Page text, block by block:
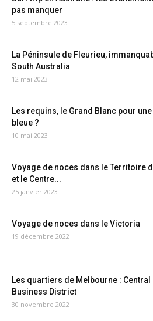
pas manquer
5 septembre 2023
La Péninsule de Fleurieu,
South Australia
12 mai 2023
Les requins, le Grand Blanc pour
bleue ?
10 mai 2023
Voyage de noces dans le Territoire
et le Centre...
25 janvier 2023
Voyage de noces dans le Victoria
19 décembre 2022
Les quartiers de Melbourne : Central
Business District
30 novembre 2022